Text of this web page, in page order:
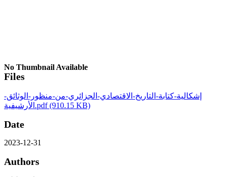
No Thumbnail Available
Files
إشكالية-كتابة-التاريخ-الاقتصادي-الجزائري-من-منظور-الوثائق-
الأرشيفية.pdf(910.15 KB)
Date
2023-12-31
Authors